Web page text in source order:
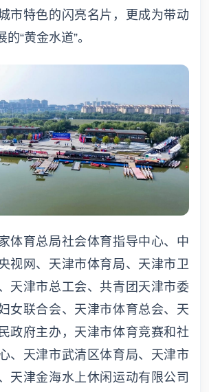
市特色的闪亮名片，更成为带动
“黄金水道”。
体育总局社会体育指导中心、中
视网、天津市体育局、天津市卫
天津市总工会、共青团天津市委
女联合会、天津市体育总会、天
政府主办，天津市体育竞赛和社
、天津市武清区体育局、天津市
天津金海水上休闲运动有限公司